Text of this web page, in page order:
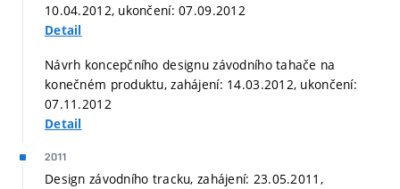
10.04.2012, ukončení: 07.09.2012
Detail
Návrh koncepčního designu závodního tahače na
konečném produktu, zahájení: 14.03.2012, ukončení:
07.11.2012
Detail
2011
Design závodního tracku, zahájení: 23.05.2011,